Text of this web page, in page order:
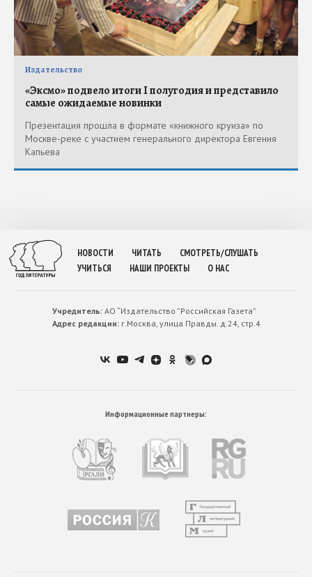
Издательство
«Эксмо» подвело итоги I полугодия и представило
самые ожидаемые новинки
Презентация прошла в формате «книжного круиза» по
Москве-реке с участием генерального директора Евгения
Капьева
НОВОСТИ ЧИТАТЬ
СМОТРЕТЬ/СЛУШАТЬ
УЧИТЬСЯ
НАШИ ПРОЕКТЫ О НАС
Учредитель:АО “Издательство ”Российская Газета”
Адрес редакции:г.Москва, улица Правды. д.24, стр.4
Информационные партнеры: